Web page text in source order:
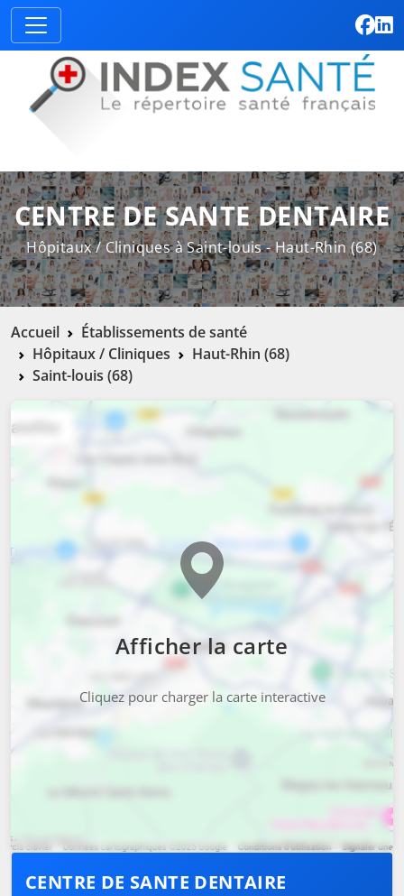
CENTRE DE SANTE DENTAIRE
Hôpitaux / Cliniques à Saint-louis - Haut-Rhin (68)
Accueil
Établissements de santé
Hôpitaux / Cliniques
Haut-Rhin (68)
Saint-louis (68)
Afficher la carte
Cliquez pour charger la carte interactive
CENTRE DE SANTE DENTAIRE